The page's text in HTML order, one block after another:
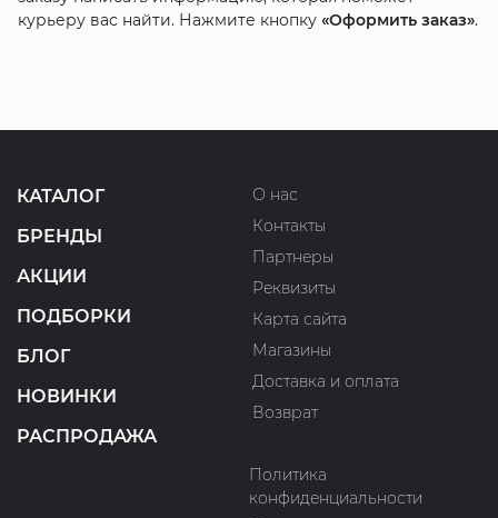
курьеру вас найти. Нажмите кнопку «Оформить заказ».
КАТАЛОГ
БРЕНДЫ
АКЦИИ
ПОДБОРКИ
БЛОГ
НОВИНКИ
РАСПРОДАЖА
О нас
Контакты
Партнеры
Реквизиты
Карта сайта
Магазины
Доставка и оплата
Возврат
Политика
конфиденциальности